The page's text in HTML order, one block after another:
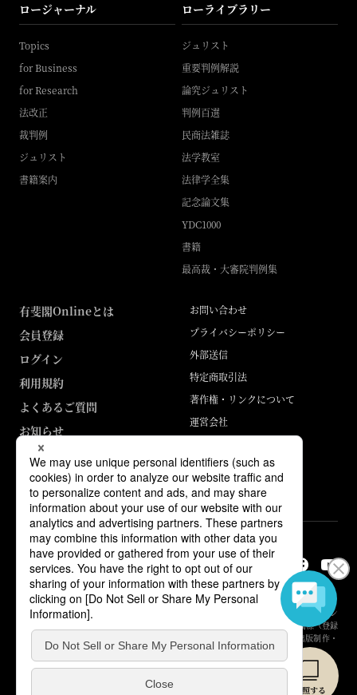
ロージャーナル
Topics
for Business
for Research
法改正
裁判例
ジュリスト
書籍案内
ローライブラリー
ジュリスト
重要判例解説
論究ジュリスト
判例百選
民商法雑誌
法学教室
法律学全集
記念論文集
YDC1000
書籍
最高裁・大審院判例集
有斐閣Onlineとは
会員登録
ログイン
利用規約
よくあるご質問
お知らせ
お問い合わせ
プライバシーポリシー
外部送信
特定商取引法
著作権・リンクについて
運営会社
ABJマークは、この電子書店・電子書籍配信サービスが、著作権者からコン
テンツ使用許諾を得た正規版配信サービスであることを示す登録商標（登録
番号 第6091713号）です。詳しくは［ABJマーク］または［電子出版制作・
流通協議会］で検索してください。